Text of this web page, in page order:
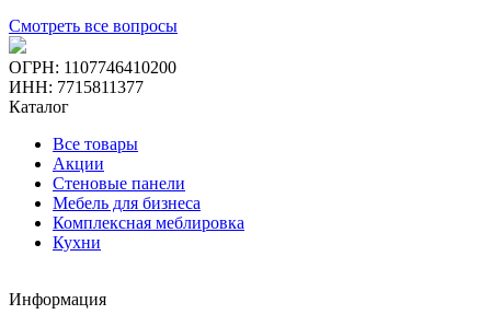
Смотреть все вопросы
ОГРН: 1107746410200
ИНН: 7715811377
Каталог
Все товары
Акции
Стеновые панели
Мебель для бизнеса
Комплексная меблировка
Кухни
Информация